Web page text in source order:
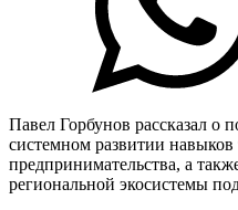
Павел Горбунов рассказал о
системном развитии навыков
предпринимательства, а
региональной экосистемы